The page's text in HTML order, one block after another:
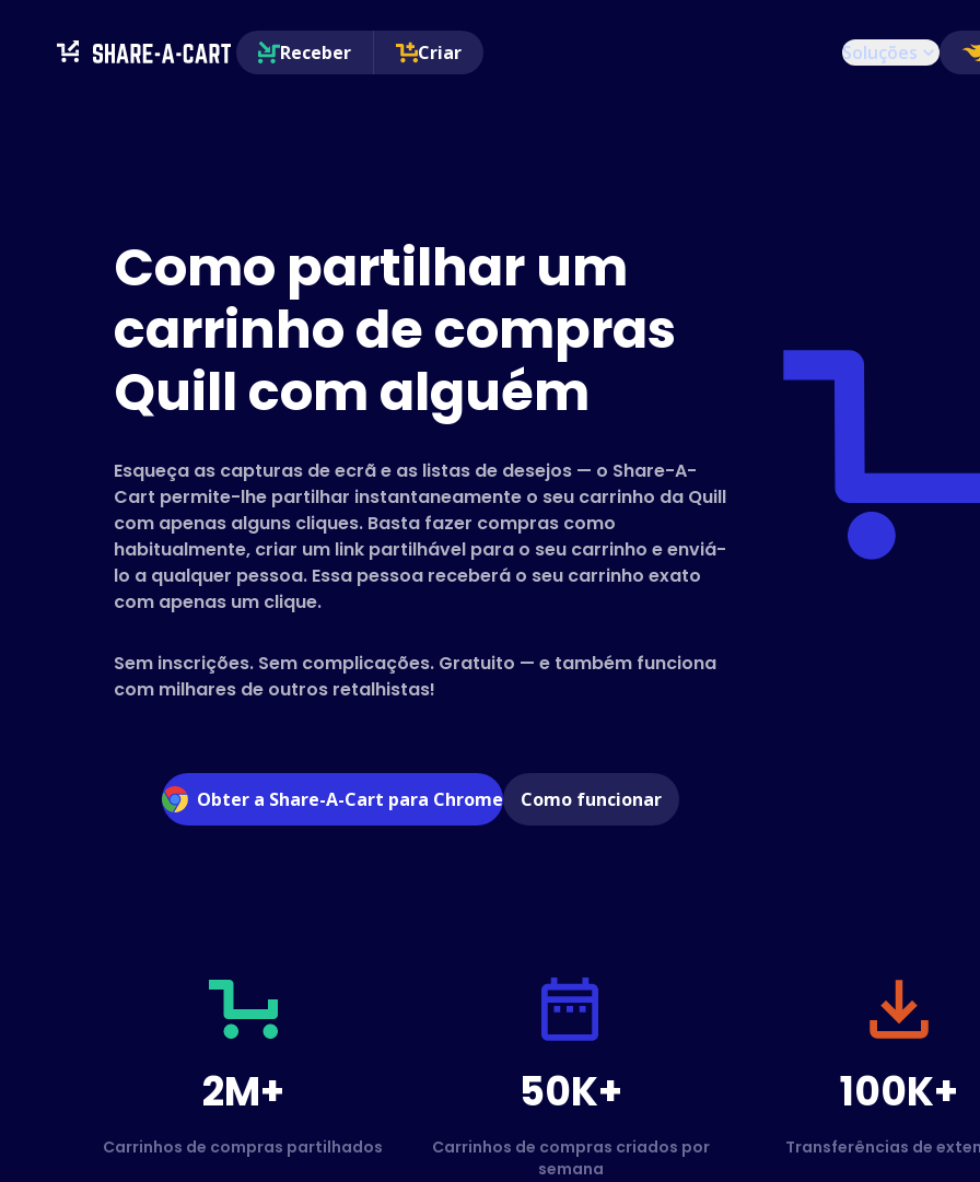
Receber Criar Soluções
Como partilhar um
carrinho de compras
Quill com alguém
Esqueça as capturas de ecrã e as listas de desejos — o Share-A-
Cart permite-lhe partilhar instantaneamente o seu carrinho da Quill
com apenas alguns cliques. Basta fazer compras como
habitualmente, criar um link partilhável para o seu carrinho e enviá-
lo a qualquer pessoa. Essa pessoa receberá o seu carrinho exato
com apenas um clique.
Sem inscrições. Sem complicações. Gratuito — e também funciona
com milhares de outros retalhistas!
Obter a Share-A-Cart para Chrome Como funcionar
2M+
Carrinhos de compras partilhados
50K+
Carrinhos de compras criados por
semana
100K+
Transferências de